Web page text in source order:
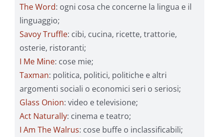
The Word: ogni cosa che concerne la lingua e il
linguaggio;
Savoy Truffle: cibi, cucina, ricette, trattorie,
osterie, ristoranti;
I Me Mine: cose mie;
Taxman: politica, politici, politiche e altri
argomenti sociali o economici seri o seriosi;
Glass Onion: video e televisione;
Act Naturally: cinema e teatro;
I Am The Walrus: cose buffe o inclassificabili;